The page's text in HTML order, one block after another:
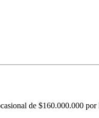
de $160.000.000 por